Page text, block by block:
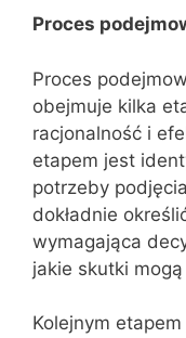
Proces
Proces
obejmuje kilka
racjonalność i
etapem jest
potrzeby
dokładnie
wymagająca
jakie skutki
Kolejnym